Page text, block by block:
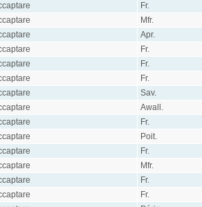
Fr.
Mfr.
Apr.
Fr.
Fr.
Fr.
Sav.
Awall.
Fr.
Poit.
Fr.
Mfr.
Fr.
Fr.